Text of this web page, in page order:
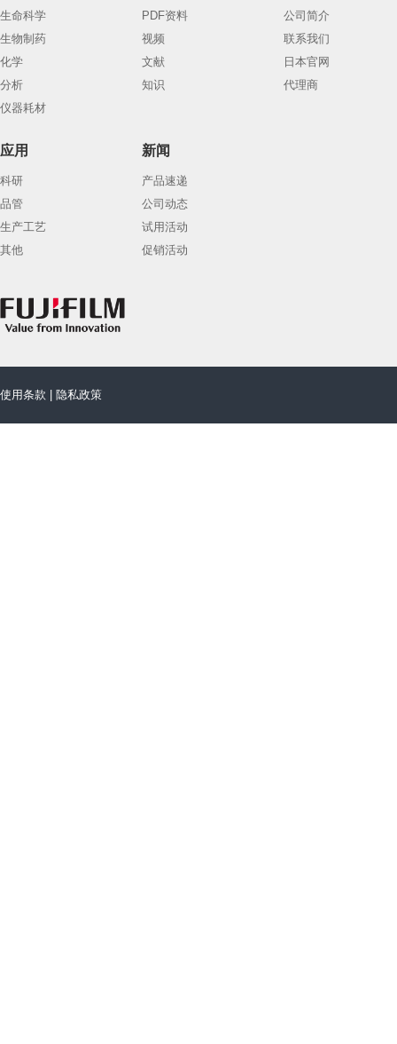
生命科学
生物制药
化学
分析
仪器耗材
PDF资料
视频
文献
知识
公司简介
联系我们
日本官网
代理商
应用
科研
品管
生产工艺
其他
新闻
产品速递
公司动态
试用活动
促销活动
使用条款 隐私政策